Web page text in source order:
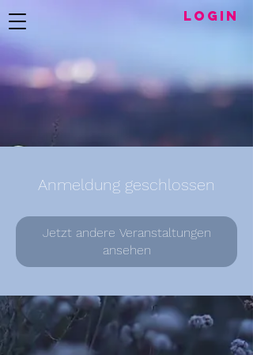
LogIN
Anmeldung geschlossen
Jetzt andere Veranstaltungen
ansehen